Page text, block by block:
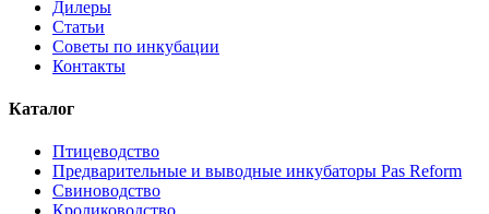
Дилеры
Статьи
Советы по инкубации
Контакты
Каталог
Птицеводство
Предварительные и выводные инкубаторы Pas Reform
Свиноводство